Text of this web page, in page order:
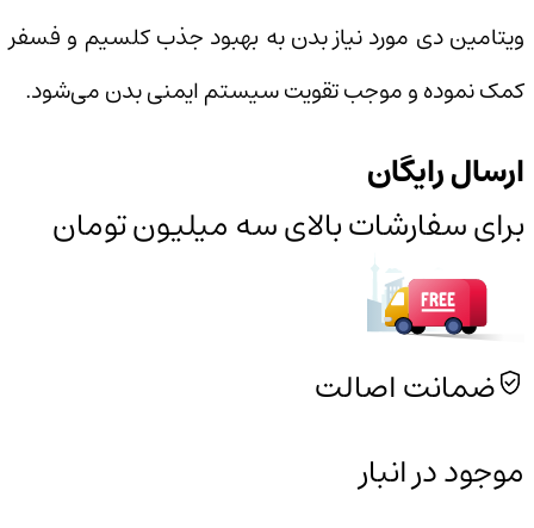
ویتامین دی مورد نیاز بدن به بهبود جذب کلسیم و فسفر
کمک نموده و موجب تقویت سیستم ایمنی بدن می‌شود.
ارسال رایگان
برای سفارشات بالای سه میلیون تومان
ضمانت اصالت
موجود در انبار